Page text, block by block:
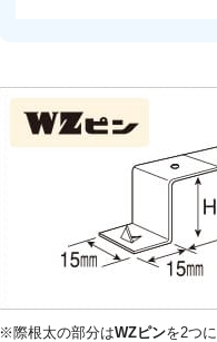
※際根太の部分はWZピンを2つ